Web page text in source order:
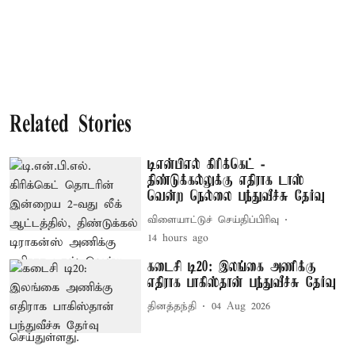
Related Stories
டிஎன்பிஎல் கிரிக்கெட் -
திண்டுக்கல்லுக்கு எதிராக டாஸ்
வென்ற நெல்லை பந்துவீச்சு தேர்வு
விளையாட்டுச் செய்திப்பிரிவு
14 hours ago
கடைசி டி20: இலங்கை அணிக்கு
எதிராக பாகிஸ்தான் பந்துவீச்சு தேர்வு
தினத்தந்தி 04 Aug 2026